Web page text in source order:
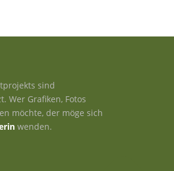
sind
Wer Grafiken, Fotos
möchte, der möge sich
wenden.